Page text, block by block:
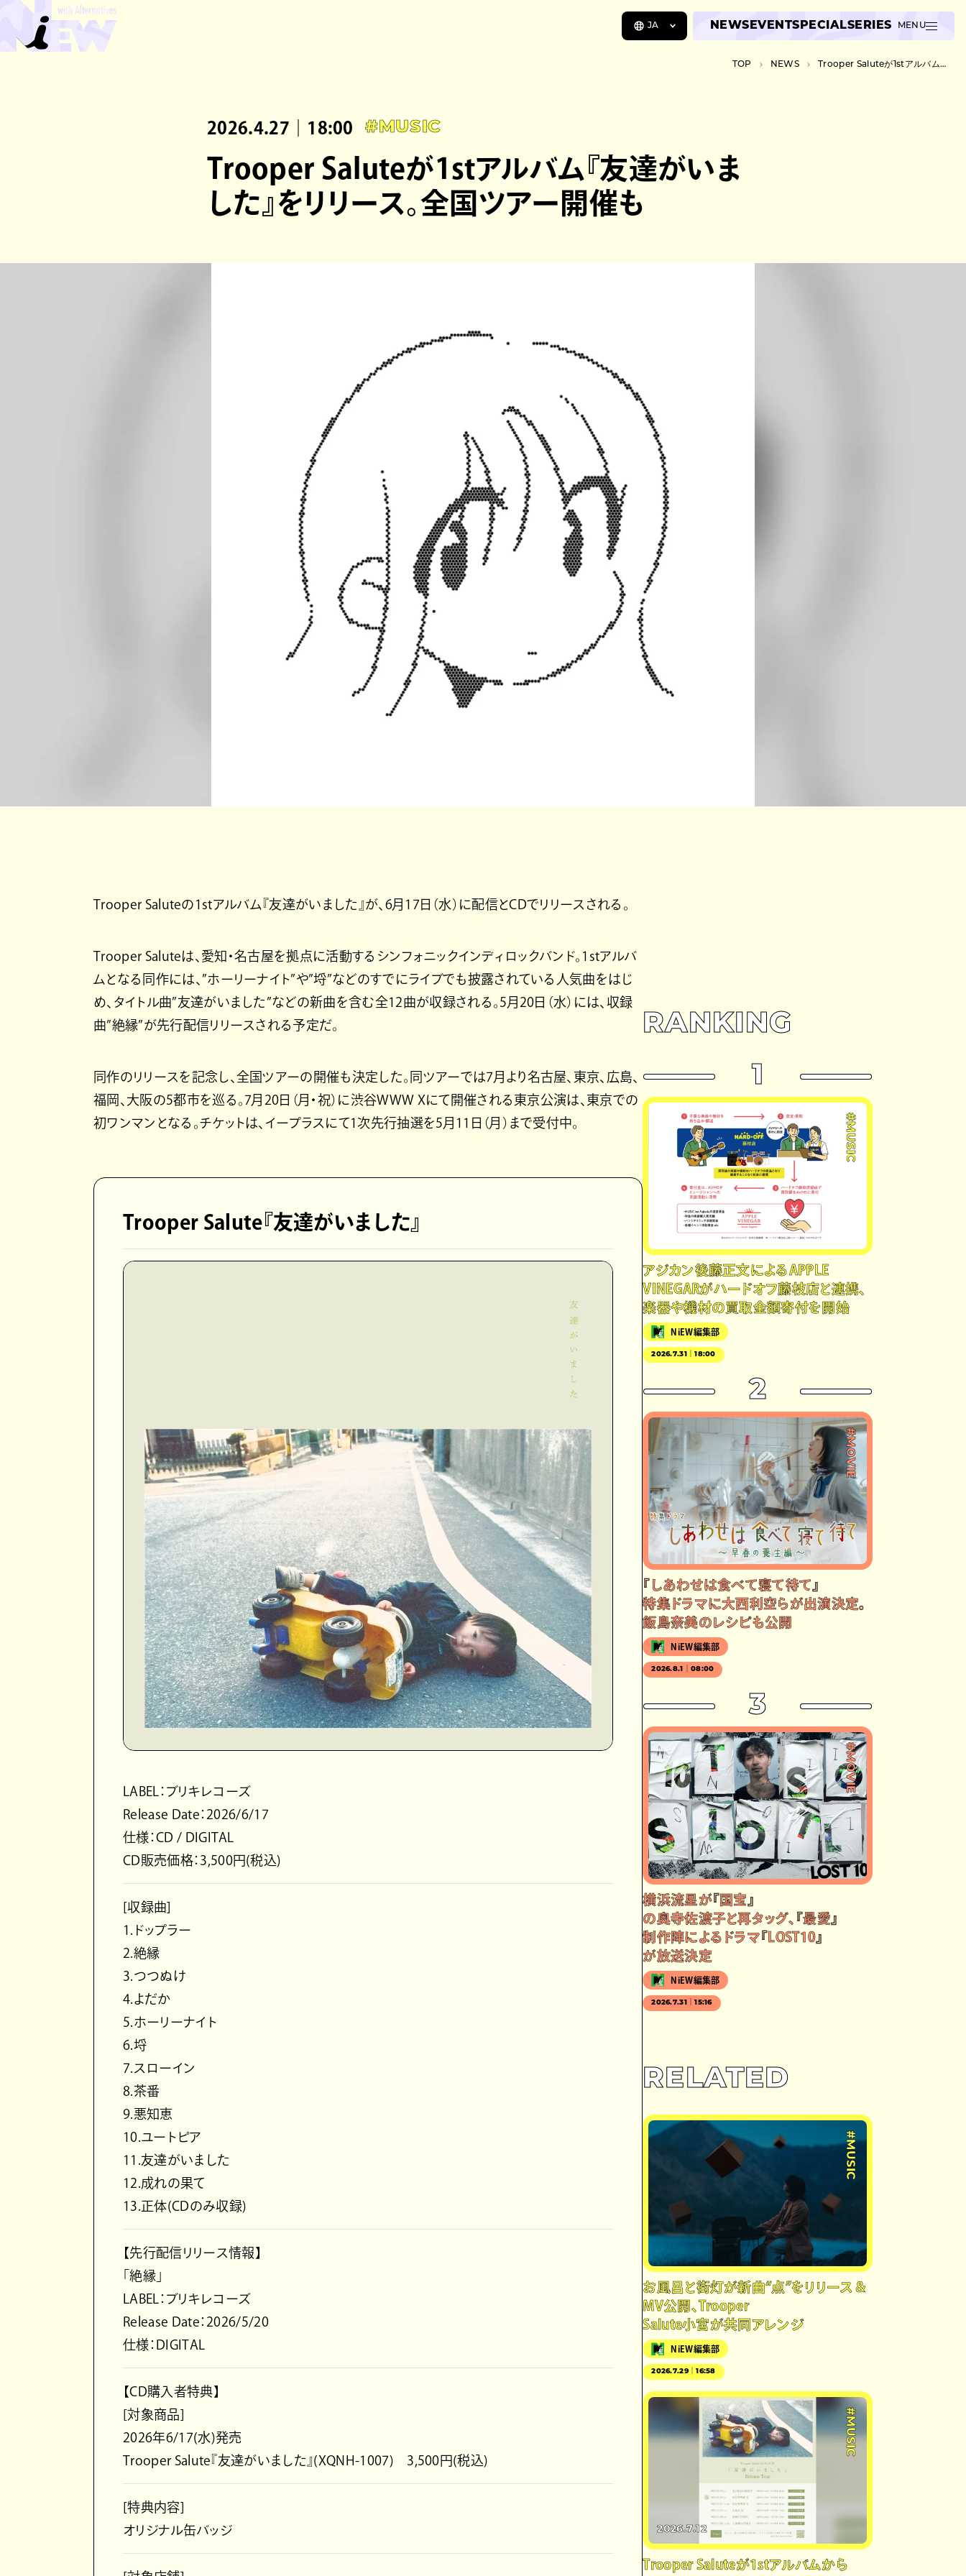
JA NEWS EVENTSPECIALSERIES MENU
TOP NEWS Trooper Saluteが1stアルバム『友達がいました』をリリース。全国ツアー開催も
2026.4.27｜18:00 #MUSIC
Trooper Saluteが1stアルバム『友達がいま
した』をリリース。全国ツアー開催も
Trooper Saluteの1stアルバム『友達がいました』が、6月17日（水）に配信とCDでリリースされる。
Trooper Saluteは、愛知・名古屋を拠点に活動するシンフォニックインディロックバンド。1stアルバ
ムとなる同作には、”ホーリーナイト”や”埒”などのすでにライブでも披露されている人気曲をはじ
め、タイトル曲”友達がいました”などの新曲を含む全12曲が収録される。5月20日（水）には、収録
曲”絶縁”が先行配信リリースされる予定だ。
同作のリリースを記念し、全国ツアーの開催も決定した。同ツアーでは7月より名古屋、東京、広島、
福岡、大阪の5都市を巡る。7月20日（月・祝）に渋谷WWW Xにて開催される東京公演は、東京での
初ワンマンとなる。チケットは、イープラスにて1次先行抽選を5月11日（月）まで受付中。
Trooper Salute『友達がいました』
LABEL：ブリキレコーズ
Release Date：2026/6/17
仕様：CD / DIGITAL
CD販売価格：3,500円(税込)
[収録曲]
1.ドップラー
2.絶縁
3.つつぬけ
4.よだか
5.ホーリーナイト
6.埒
7.スローイン
8.茶番
9.悪知恵
10.ユートピア
11.友達がいました
12.成れの果て
13.正体(CDのみ収録)
【先行配信リリース情報】
「絶縁」
LABEL：ブリキレコーズ
Release Date：2026/5/20
仕様：DIGITAL
【CD購入者特典】
[対象商品]
2026年6/17(水)発売
Trooper Salute『友達がいました』(XQNH-1007) 3,500円(税込)
[特典内容]
オリジナル缶バッジ
RANKING
1
#MUSIC
アジカン後藤正文によるAPPLE
VINEGARがハードオフ藤枝店と連携、
楽器や機材の買取金額寄付を開始
NiEW編集部
2026.7.31｜18:00
2
#MOVIE
『しあわせは食べて寝て待て』
特集ドラマに大西利空らが出演決定。
飯島奈美のレシピも公開
NiEW編集部
2026.8.1｜08:00
3
#MOVIE
横浜流星が『国宝』
の奥寺佐渡子と再タッグ、『最愛』
制作陣によるドラマ『LOST10』
が放送決定
NiEW編集部
2026.7.31｜15:16
RELATED
#MUSIC
お風呂と街灯が新曲“点”をリリース＆
MV公開、Trooper
Salute小宮が共同アレンジ
NiEW編集部
2026.7.29｜16:58
#MUSIC
2026.7.12
Trooper Saluteが1stアルバムから